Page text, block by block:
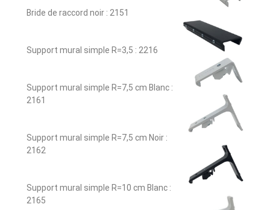
Bride de raccord noir : 2151
Support mural simple R=3,5 : 2216
Support mural simple R=7,5 cm Blanc :
2161
Support mural simple R=7,5 cm Noir :
2162
Support mural simple R=10 cm Blanc :
2165